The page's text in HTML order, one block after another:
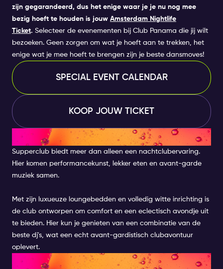
zijn gegarandeerd, dus het enige waar je je nu nog mee
bezig hoeft te houden is jouw Amsterdam Nightlife
Ticket. Selecteer de evenementen bij Club Panama die jij wilt
bezoeken. Geen zorgen om wat je hoeft aan te trekken, het
enige wat je mee hoeft te brengen zijn je beste dansmoves!
SPECIAL EVENT CALENDAR
KOOP JOUW TICKET
SUPPERCLUB
Supperclub biedt meer dan alleen een nachtclubervaring.
Hier komen performancekunst, lekker eten en avant-garde
muziek samen.
Met zijn luxueuze loungebedden en volledig witte inrichting is
de club ontworpen om comfort en een eclectisch avondje uit
te bieden. Hier kun je genieten van een combinatie van de
beste dj's, wat een echt avant-gardistisch clubavontuur
oplevert.
JIMMY WOO